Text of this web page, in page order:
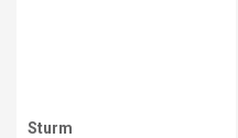
Sturm